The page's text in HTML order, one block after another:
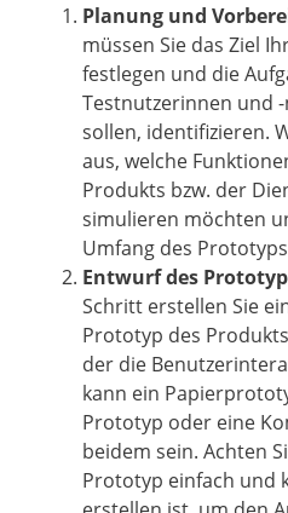
Planung und
müssen Sie das Ziel
festlegen und die
Testnutzerinnen und
sollen, identifizieren.
aus, welche
Produkts bzw. der
simulieren möchten
Umfang des
Entwurf des
Schritt erstellen Sie
Prototyp des
der die
kann ein
Prototyp oder eine
beidem sein. Achten
Prototyp einfach und